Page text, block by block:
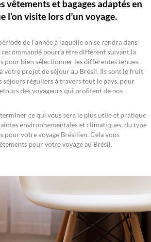
vêtements et bagages adaptés en
l’on visite lors d’un voyage.
de l’année à laquelle on se rendra dans
recommandé pourra être différent suivant la
pour bien sélectionner les différentes tenues
votre projet de séjour au Brésil. Ils sont le fruit
réguliers à travers tout le pays, pour
des voyageurs qui profitent de nos
ce qui vous sera le plus utile et pratique
environnementales et climatiques, du type
pour votre voyage Brésilien. Cela vous
pour votre voyage au Brésil.